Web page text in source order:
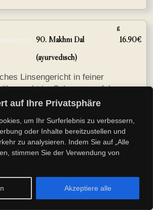
auf Ihre Privatsphäre
um Ihr Surferlebnis zu verbessern,
oder Inhalte bereitzustellen und
zu analysieren. Indem Sie auf „Alle
stimmen Sie der Verwendung von
Akzeptiere alle
90. Makhni Dal
(ayurvedisch)
g
16.90€
Linsengericht in feiner
im Schongarverfahren
cremigen Textur mit
93. Palak
Paneer(Ayurvedisch )
g
und frischem Koriander